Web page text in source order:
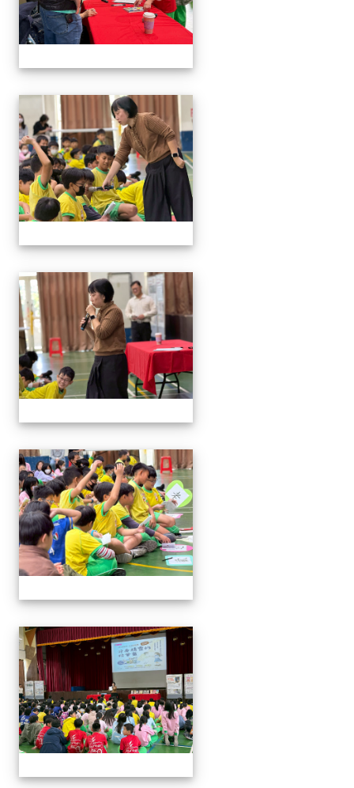
114與作家有約_林佑儒老師
114與作家有約_林佑儒老師